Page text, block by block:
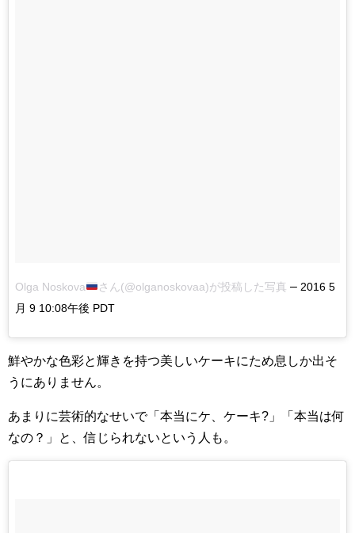
Olga Noskova さん(@olganoskovaa)が投稿した写真 – 2016 5
月 9 10:08午後 PDT
鮮やかな色彩と輝きを持つ美しいケーキにため息しか出そ
うにありません。
あまりに芸術的なせいで「本当にケ、ケーキ?」「本当は何
なの？」と、信じられないという人も。